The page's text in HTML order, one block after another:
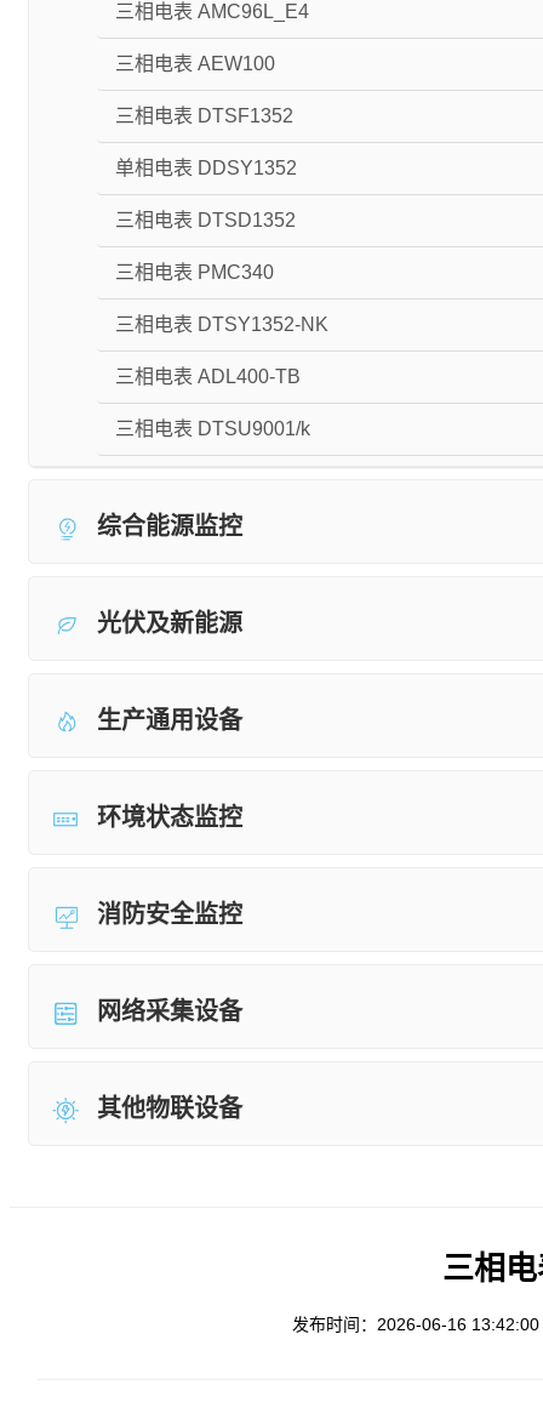
三相电表 AMC96L_E4
三相电表 AEW100
三相电表 DTSF1352
单相电表 DDSY1352
三相电表 DTSD1352
三相电表 PMC340
三相电表 DTSY1352-NK
三相电表 ADL400-TB
三相电表 DTSU9001/k
综合能源监控
光伏及新能源
生产通用设备
环境状态监控
消防安全监控
网络采集设备
其他物联设备
三相
发布时间：2026-06-16 13:42:00